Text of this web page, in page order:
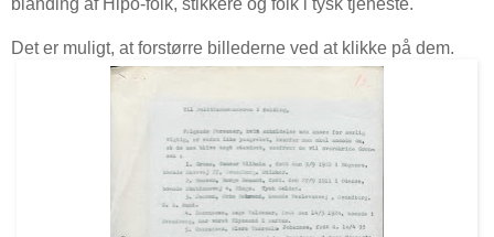
blanding af Hipo-folk, stikkere og folk i tysk tjeneste.
Det er muligt, at forstørre billederne ved at klikke på dem.